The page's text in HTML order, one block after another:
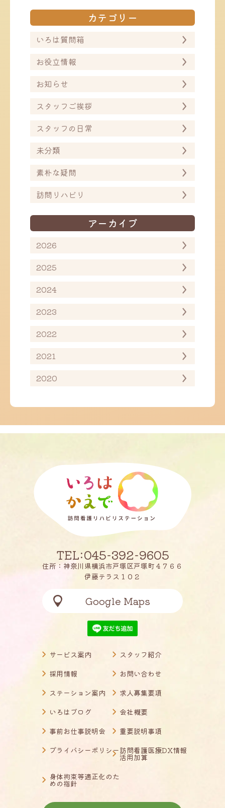
ジ
り カテゴリー
いろは質問箱
お役立情報
お知らせ
スタッフご挨拶
スタッフの日常
未分類
素朴な疑問
訪問リハビリ
アーカイブ
2026
2025
2024
2023
2022
2021
2020
TEL:045-392-9605
住所：神奈川県横浜市戸塚区戸塚町４７６６
伊藤テラス１０２
Google Maps
サービス案内
スタッフ紹介
採用情報
お問い合わせ
ステーション案内
求人募集要項
いろはブログ
会社概要
事前お仕事説明会
重要説明事項
プライバシーポリシー訪問看護医療DX情報
活用加算
身体拘束等適正化のた
めの指針